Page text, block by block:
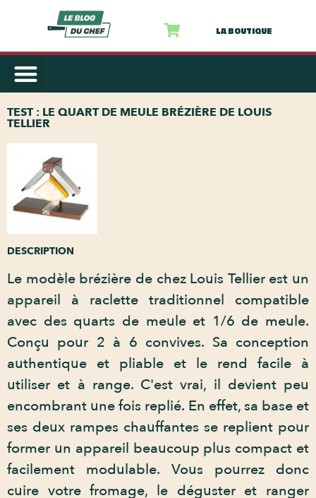
LA BOUTIQUE
TEST : LE QUART DE MEULE BRÉZIÈRE DE LOUIS
TELLIER
DESCRIPTION
Le modèle brézière de chez Louis Tellier est un
appareil à raclette traditionnel compatible
avec des quarts de meule et 1/6 de meule.
Conçu pour 2 à 6 convives. Sa conception
authentique et pliable et le rend facile à
utiliser et à range. C'est vrai, il devient peu
encombrant une fois replié. En effet, sa base et
ses deux rampes chauffantes se replient pour
former un appareil beaucoup plus compact et
facilement modulable. Vous pourrez donc
cuire votre fromage, le déguster et ranger